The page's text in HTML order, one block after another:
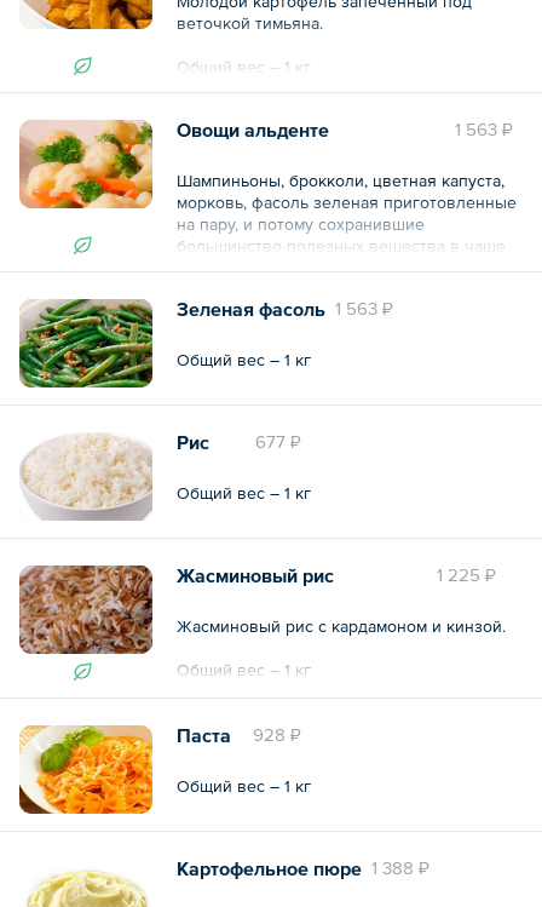
веточкой тимьяна.
Общий вес – 1 кг
1 563 ₽
Овощи альденте
Шампиньоны, брокколи, цветная капуста,
морковь, фасоль зеленая приготовленные
на пару, и потому сохранившие
большинство полезных вещества в чаше.
1 563 ₽
Зеленая фасоль
Общий вес – 1 кг
677 ₽
Рис
Общий вес – 1 кг
1 225 ₽
Жасминовый рис
Жасминовый рис с кардамоном и кинзой.
Общий вес – 1 кг
928 ₽
Паста
Общий вес – 1 кг
1 388 ₽
Картофельное пюре